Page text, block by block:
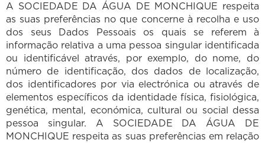
A SOCIEDADE DA ÁGUA DE MONCHIQUE respeita
as suas preferências no que concerne à recolha e uso
dos seus Dados Pessoais os quais se referem à
informação relativa a uma pessoa singular identificada
ou identificável através, por exemplo, do nome, do
número de identificação, dos dados de localização,
dos identificadores por via electrónica ou através de
elementos específicos da identidade física, fisiológica,
genética, mental, económica, cultural ou social dessa
pessoa singular. A SOCIEDADE DA ÁGUA DE
MONCHIQUE respeita as suas preferências em relação